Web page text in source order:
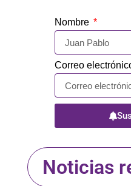
Nombre
Correo
Noticias